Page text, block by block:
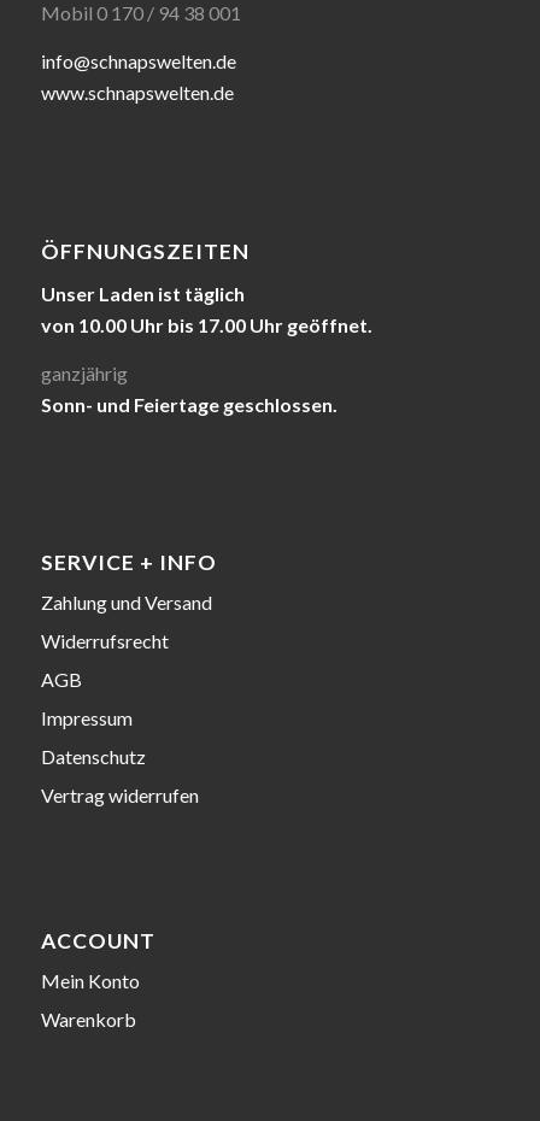
Mobil 0 170 / 94 38 001
info@schnapswelten.de
www.schnapswelten.de
ÖFFNUNGSZEITEN
Unser Laden ist täglich
von 10.00 Uhr bis 17.00 Uhr geöffnet.
ganzjährig
Sonn- und Feiertage geschlossen.
SERVICE + INFO
Zahlung und Versand
Widerrufsrecht
AGB
Impressum
Datenschutz
Vertrag widerrufen
ACCOUNT
Mein Konto
Warenkorb